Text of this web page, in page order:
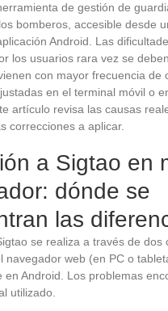
de gestión de
bomberos, accesible desde
Android. Las
los usuarios rara vez se
con mayor frecuencia de
en el terminal móvil o
artículo revisa las causas
correcciones a aplicar.
a Sigtao en
dónde se
las
se realiza a través de dos
navegador web (en PC o
en Android. Los problemas
utilizado.